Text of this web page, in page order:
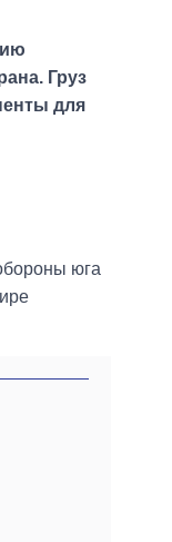
Груз
для
юга